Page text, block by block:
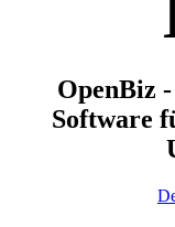
OpenBiz
Software